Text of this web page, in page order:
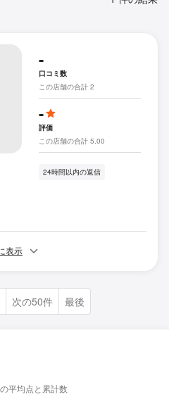
-
口コミ数
この店舗の合計 2
-
評価
この店舗の合計 5.00
24時間以内の返信
表示
次の50件 最後
平均点と累計数